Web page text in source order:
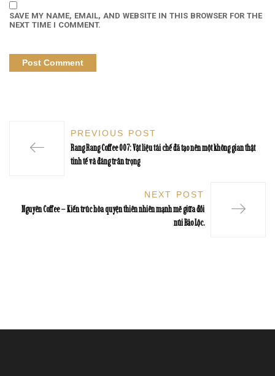
SAVE MY NAME, EMAIL, AND WEBSITE IN THIS BROWSER FOR THE
NEXT TIME I COMMENT.
PREVIOUS POST
Rang Rang Coffee 007: Vật liệu tái chế đã tạo nên một không gian thật
tinh tế và đáng trân trọng
NEXT POST
Nguyên Coffee – Kiến trúc hòa quyện thiên nhiên mạnh mẽ giữa đồi
núi Bảo Lộc.